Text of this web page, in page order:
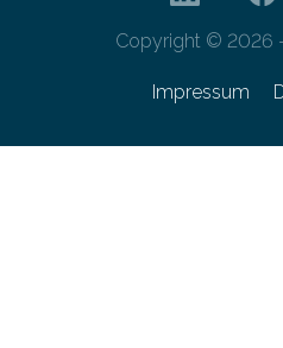
Copyright © 2026
Impressum